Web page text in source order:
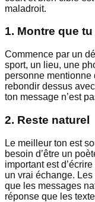
maladroit.
1. Montre que
Commence par un
sport, un lieu, une
personne mentionne
rebondir dessus
ton message n’est
2. Reste naturel
Le meilleur ton est
besoin d’être un
important est
un vrai échange.
que les messages
réponse que les